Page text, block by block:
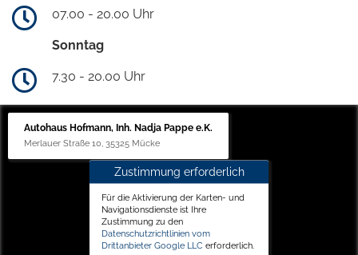
07.00 - 20.00 Uhr
Sonntag
7.30 - 20.00 Uhr
Autohaus Hofmann, Inh. Nadja Pappe e.K.
Merlauer Straße 10, 35325 Mücke
Zustimmung erforderlich
Für die Aktivierung der Karten- und
Navigationsdienste ist Ihre
Zustimmung zu den
Datenschutzrichtlinien vom
Drittanbieter Google LLC erforderlich.